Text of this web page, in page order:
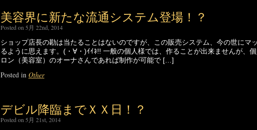
美容界に新たな流通システム登場！？
Posted on 5月 22nd, 2014
ショップ店長の勘は当たることはないのですが、この販売システム、今の世にマ
るように思えます。(・∀・)ｲｲﾈ!! 一般の個人様では、作ることが出来ませんが、
ロン（美容室）のオーナさんであれば制作が可能で […]
Posted in Other
デビル降臨までＸＸ日！？
Posted on 5月 21st, 2014